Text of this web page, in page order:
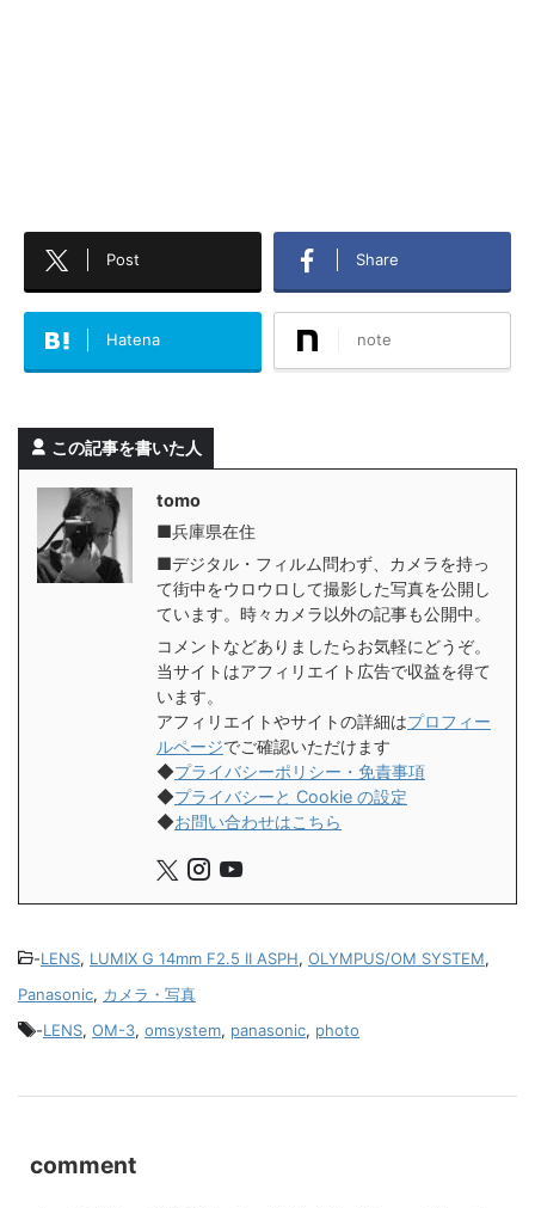
Post Share
Hatena note
この記事を書いた人
tomo
■兵庫県在住
■デジタル・フィルム問わず、カメラを持っ
て街中をウロウロして撮影した写真を公開し
ています。時々カメラ以外の記事も公開中。
コメントなどありましたらお気軽にどうぞ。
当サイトはアフィリエイト広告で収益を得て
います。
アフィリエイトやサイトの詳細はプロフィー
ルページでご確認いただけます
◆プライバシーポリシー・免責事項
◆プライバシーと Cookie の設定
◆お問い合わせはこちら
-LENS, LUMIX G 14mm F2.5 II ASPH, OLYMPUS/OM SYSTEM,
Panasonic, カメラ・写真
-LENS, OM-3, omsystem, panasonic, photo
comment